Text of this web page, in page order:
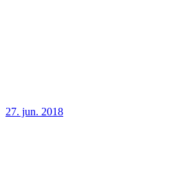
27. jun. 2018